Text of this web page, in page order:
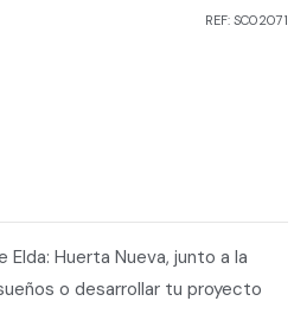
REF: SC02071
Huerta Nueva, junto a la
o desarrollar tu proyecto